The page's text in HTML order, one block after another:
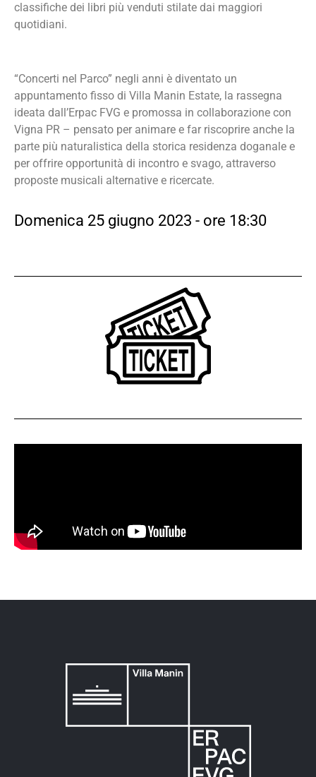
classifiche dei libri più venduti stilate dai maggiori
quotidiani.
“Concerti nel Parco” negli anni è diventato un
appuntamento fisso di Villa Manin Estate, la rassegna
ideata dall’Erpac FVG e promossa in collaborazione con
Vigna PR – pensato per animare e far riscoprire anche la
parte più naturalistica della storica residenza doganale e
per offrire opportunità di incontro e svago, attraverso
proposte musicali alternative e ricercate.
Domenica 25 giugno 2023 - ore 18:30